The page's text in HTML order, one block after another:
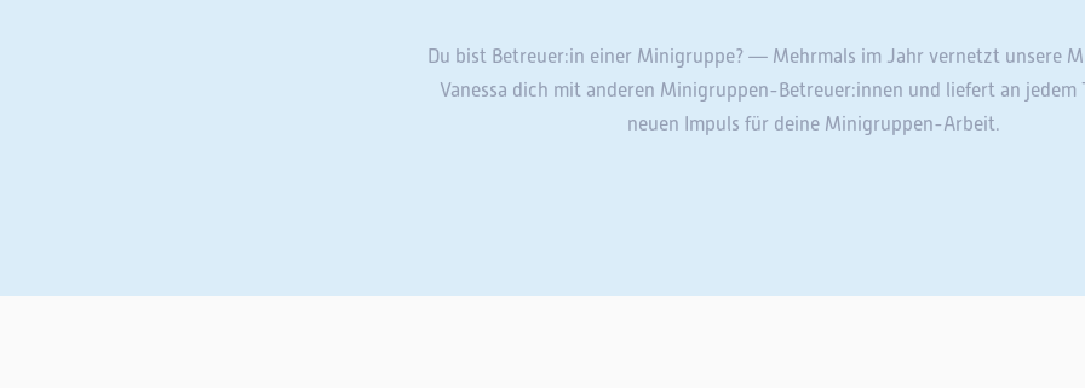
Du bist Betreuer:in einer Minigruppe? — Mehrmals im Jahr vernetzt unsere
Vanessa dich mit anderen Minigruppen-Betreuer:innen und liefert an jedem
neuen Impuls für deine Minigruppen-Arbeit.